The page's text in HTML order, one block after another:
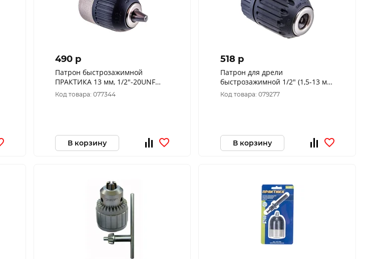
490 p
Патрон быстрозажимной
ПРАКТИКА 13 мм, 1/2"-20UNF
(1шт.) коробка 030-108
Код товара: 077344
В корзину
518 p
Патрон для дрели
быстрозажимной 1/2" (1,5-13 мм)
37812М
Код товара: 079277
В корзину